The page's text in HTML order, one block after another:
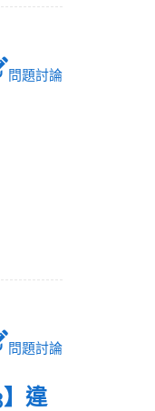
問題討論
問題討論
違